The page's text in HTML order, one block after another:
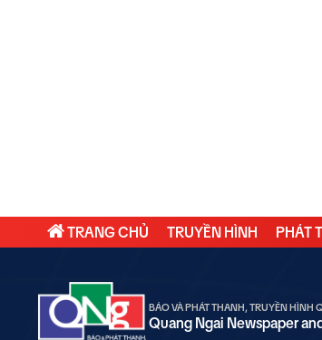
TRANG CHỦ TRUYỀN HÌNH PHÁT
BÁO VÀ PHÁT THANH, TRUYỀN HÌNH
Quang Ngai Newspaper